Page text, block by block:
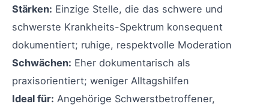
Stärken: Einzige Stelle, die das schwere und
schwerste Krankheits-Spektrum konsequent
dokumentiert; ruhige, respektvolle Moderation
Schwächen: Eher dokumentarisch als
praxisorientiert; weniger Alltagshilfen
Ideal für: Angehörige Schwerstbetroffener,